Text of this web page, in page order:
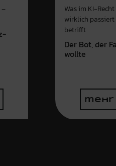
–
Was im KI-
wirklich passiert
betrifft
Der Bot, der
wollte